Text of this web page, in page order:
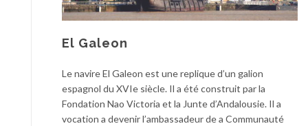
El Galeon
Le navire El Galeon est une replique d’un galion
espagnol du XVIe siècle. Il a été construit par la
Fondation Nao Victoria et la Junte d’Andalousie. Il a
vocation a devenir l’ambassadeur de a Communauté